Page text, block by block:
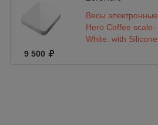
Весы электронные
Hero Coffee scale-
White, with Silicone
9 500